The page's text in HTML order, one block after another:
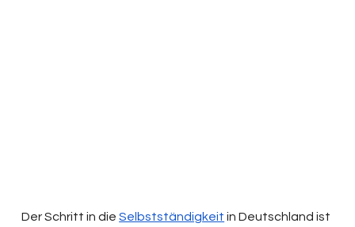
Der Schritt in die Selbstständigkeit in Deutschland ist